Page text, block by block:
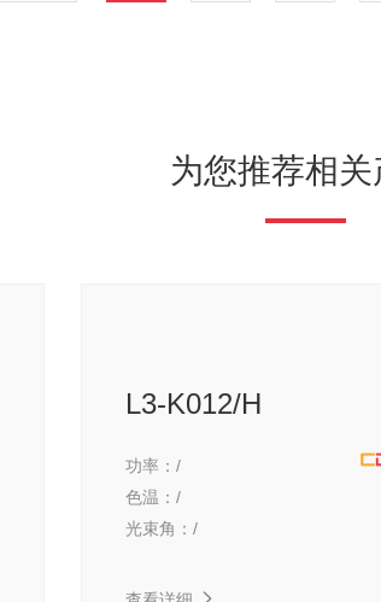
为您推荐相关
L3-K012/H
功率：/
色温：/
光束角：/